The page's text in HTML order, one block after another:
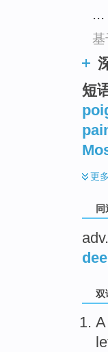
短
更多
同
双
A